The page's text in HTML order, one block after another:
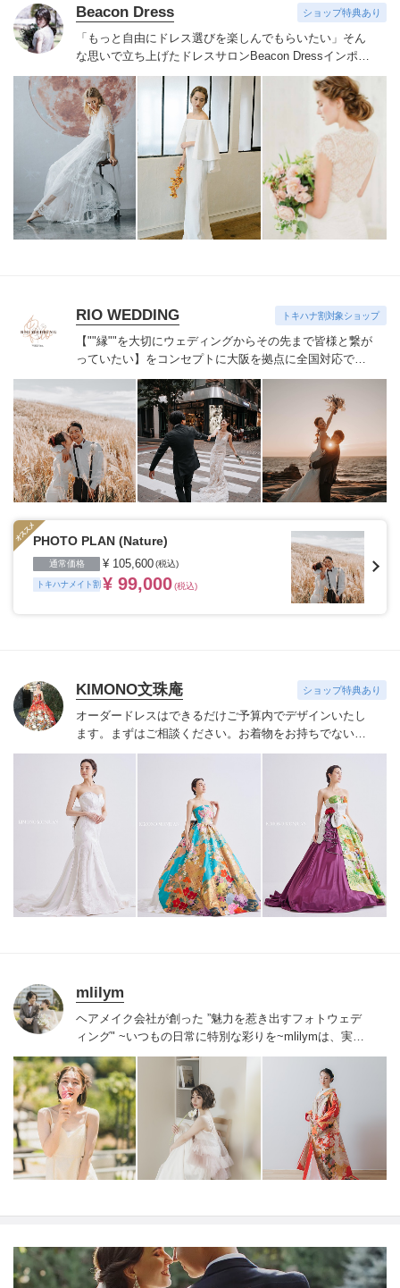
Beacon Dress ショップ特典あり
「もっと自由にドレス選びを楽しんでもらいたい」そん
な思いで立ち上げたドレスサロンBeacon Dressインポー
トドレスならではの繊細なレースやビジューをあしらっ
たドレスを手の届く価格でご用意
NYで注目されているア
クセサリーブランドRANJANA KHAN、シューズブラン
ドbellabelle shoesなどインポートアイテムも取り扱って
おります
自由でおしゃれなウェディングを目指すすべて
の花嫁様へ
サロンでお待ちしております
RIO WEDDING トキハナ割対象ショップ
【""縁""を大切にウェディングからその先まで皆様と繋が
っていたい】をコンセプトに大阪を拠点に全国対応で活
動しています。【キャンセル規定】予約確定後~45日前:5
万円 (申込金にて相殺)44日前~15日前:プラン料金の
50%14日前~4日前:プラン料金の80%
3日前~当日:プラン
料金の100%
PHOTO PLAN (Nature)
通常価格 ¥ 105,600(税込)
トキハナメイト割 ¥ 99,000(税込)
KIMONO文珠庵 ショップ特典あり
オーダードレスはできるだけご予算内でデザインいたし
ます。
まずはご相談ください。お着物をお持ちでない場
合は当店でご用意させていただきます。
mlilym
ヘアメイク会社が創った ”魅力を惹き出すフォトウェデ
ィング" ~いつもの日常に特別な彩りを~mlilymは、実力
と経験のあるクリエイターがそろっています、一人一人
に寄り添い、それぞれに合ったプランを提案させていた
だきます。一日二組限定の貸し切りサロンなので、ゆっ
たりとお過ごしいただき、お子様連れも安心して撮影で
きます。結婚式当日を担当してきたスタッフがばかり。
結婚式と同じおもてなしの心を持ち、写真、ヘアメイク
は人生で一番輝く結婚式と同じクオリティーでご提供い
たします。